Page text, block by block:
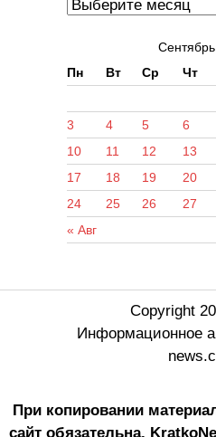
Пн
Вт Ср Чт
« Авг
3
4 5 6
10
11 12 13
17
18 19 20
24
25 26 27
Copyright
Информационное
При копировании
сайт обязательна.